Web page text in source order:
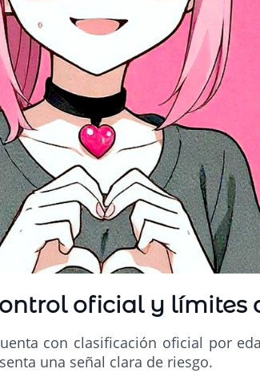
oficial y límites
con clasificación oficial por
una señal clara de riesgo.